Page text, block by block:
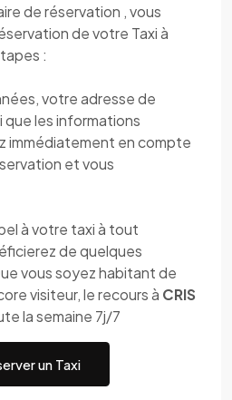
de réservation , vous
de votre Taxi à
:
votre adresse de
les informations
immédiatement en compte
et vous
à votre taxi à tout
de quelques
vous soyez habitant de
visiteur, le recours à CRIS
la semaine 7j/7
un Taxi